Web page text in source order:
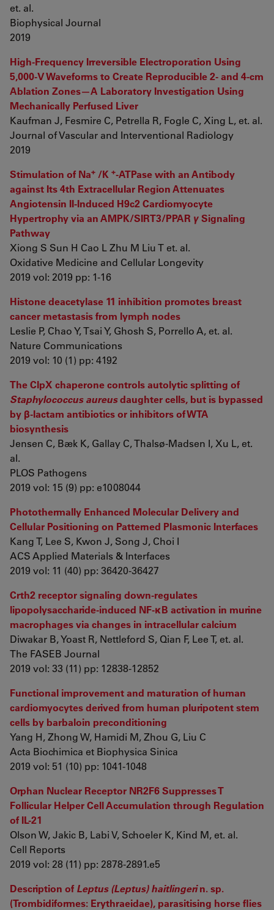
et. al.
Biophysical Journal
2019
High-Frequency Irreversible Electroporation Using
5,000-V Waveforms to Create Reproducible 2- and 4-cm
Ablation Zones—A Laboratory Investigation Using
Mechanically Perfused Liver
Kaufman J, Fesmire C, Petrella R, Fogle C, Xing L, et. al.
Journal of Vascular and Interventional Radiology
2019
Stimulation of Na+ /K +-ATPase with an Antibody
against Its 4th Extracellular Region Attenuates
Angiotensin II-Induced H9c2 Cardiomyocyte
Hypertrophy via an AMPK/SIRT3/PPAR γSignaling
Pathway
Xiong S Sun H Cao L Zhu M Liu T et. al.
Oxidative Medicine and Cellular Longevity
2019 vol: 2019 pp: 1-16
Histone deacetylase 11 inhibition promotes breast
cancer metastasis from lymph nodes
Leslie P, Chao Y, Tsai Y, Ghosh S, Porrello A, et. al.
Nature Communications
2019 vol: 10 (1) pp: 4192
The ClpX chaperone controls autolytic splitting of
Staphylococcus aureusdaughter cells, but is bypassed
by β-lactam antibiotics or inhibitors of WTA
biosynthesis
Jensen C, Bæk K, Gallay C, Thalsø-Madsen I, Xu L, et.
al.
PLOS Pathogens
2019 vol: 15 (9) pp: e1008044
Photothermally Enhanced Molecular Delivery and
Cellular Positioning on Patterned Plasmonic Interfaces
Kang T, Lee S, Kwon J, Song J, Choi I
ACS Applied Materials & Interfaces
2019 vol: 11 (40) pp: 36420-36427
Crth2 receptor signaling down-regulates
lipopolysaccharide-induced NF-κB activation in murine
macrophages via changes in intracellular calcium
Diwakar B, Yoast R, Nettleford S, Qian F, Lee T, et. al.
The FASEB Journal
2019 vol: 33 (11) pp: 12838-12852
Functional improvement and maturation of human
cardiomyocytes derived from human pluripotent stem
cells by barbaloin preconditioning
Yang H, Zhong W, Hamidi M, Zhou G, Liu C
Acta Biochimica et Biophysica Sinica
2019 vol: 51 (10) pp: 1041-1048
Orphan Nuclear Receptor NR2F6 Suppresses T
Follicular Helper Cell Accumulation through Regulation
of IL-21
Olson W, Jakic B, Labi V, Schoeler K, Kind M, et. al.
Cell Reports
2019 vol: 28 (11) pp: 2878-2891.e5
Description ofLeptus (Leptus) haitlingerin. sp.
(Trombidiformes: Erythraeidae), parasitising horse flies